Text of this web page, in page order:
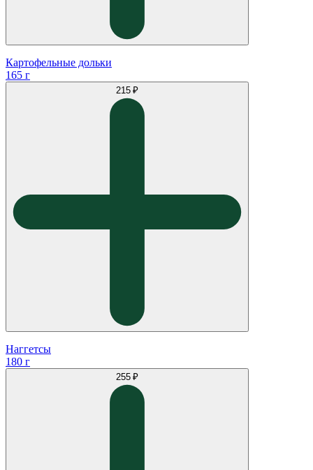
Картофельные дольки
165 г
215 ₽
Наггетсы
180 г
255 ₽